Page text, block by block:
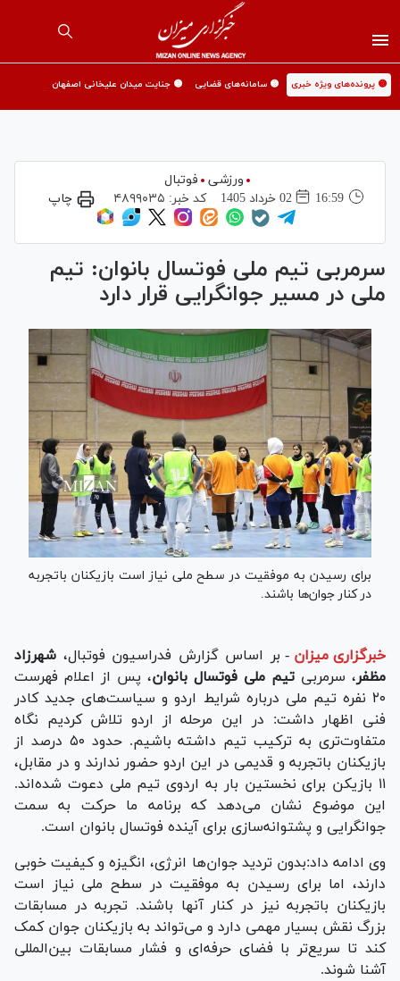
🟡 پرونده‌های ویژه خبری 🟡 سامانه‌های قضایی 🟡 جنایت میدان علیخانی اصفهان
ورزشی
فوتبال
16:59
02 خرداد 1405 کد خبر: ۴۸۹۹۰۳۵ چاپ
سرمربی تیم ملی فوتسال بانوان: تیم
ملی در مسیر جوانگرایی قرار دارد
برای رسیدن به موفقیت در سطح ملی نیاز است بازیکنان باتجربه
در کنار جوان‌ها باشند.
خبرگزاری میزان - بر اساس گزارش فدراسیون فوتبال، شهرزاد
مظفر، سرمربی تیم ملی فوتسال بانوان، پس از اعلام فهرست
۲۰ نفره تیم ملی درباره شرایط اردو و سیاست‌های جدید کادر
فنی اظهار داشت: در این مرحله از اردو تلاش کردیم نگاه
متفاوت‌تری به ترکیب تیم داشته باشیم. حدود ۵۰ درصد از
بازیکنان باتجربه و قدیمی در این اردو حضور ندارند و در مقابل،
۱۱ بازیکن برای نخستین بار به اردوی تیم ملی دعوت شده‌اند.
این موضوع نشان می‌دهد که برنامه ما حرکت به سمت
جوانگرایی و پشتوانه‌سازی برای آینده فوتسال بانوان است.
وی ادامه داد:بدون تردید جوان‌ها انرژی، انگیزه و کیفیت خوبی
دارند، اما برای رسیدن به موفقیت در سطح ملی نیاز است
بازیکنان باتجربه نیز در کنار آنها باشند. تجربه در مسابقات
بزرگ نقش بسیار مهمی دارد و می‌تواند به بازیکنان جوان کمک
کند تا سریع‌تر با فضای حرفه‌ای و فشار مسابقات بین‌المللی
آشنا شوند.